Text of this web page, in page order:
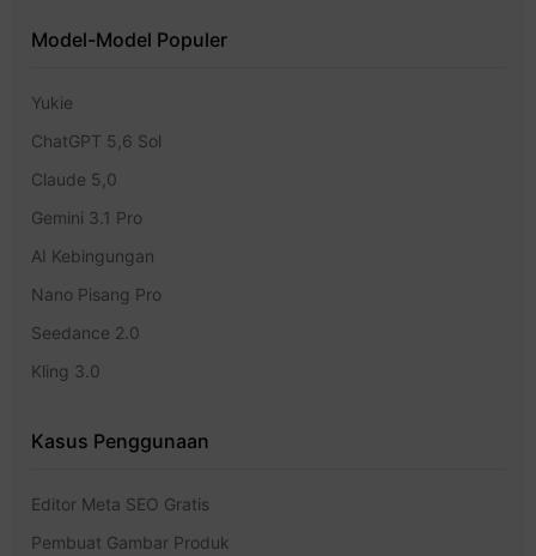
Model-Model Populer
Yukie
ChatGPT 5,6 Sol
Claude 5,0
Gemini 3.1 Pro
AI Kebingungan
Nano Pisang Pro
Seedance 2.0
Kling 3.0
Kasus Penggunaan
Editor Meta SEO Gratis
Pembuat Gambar Produk